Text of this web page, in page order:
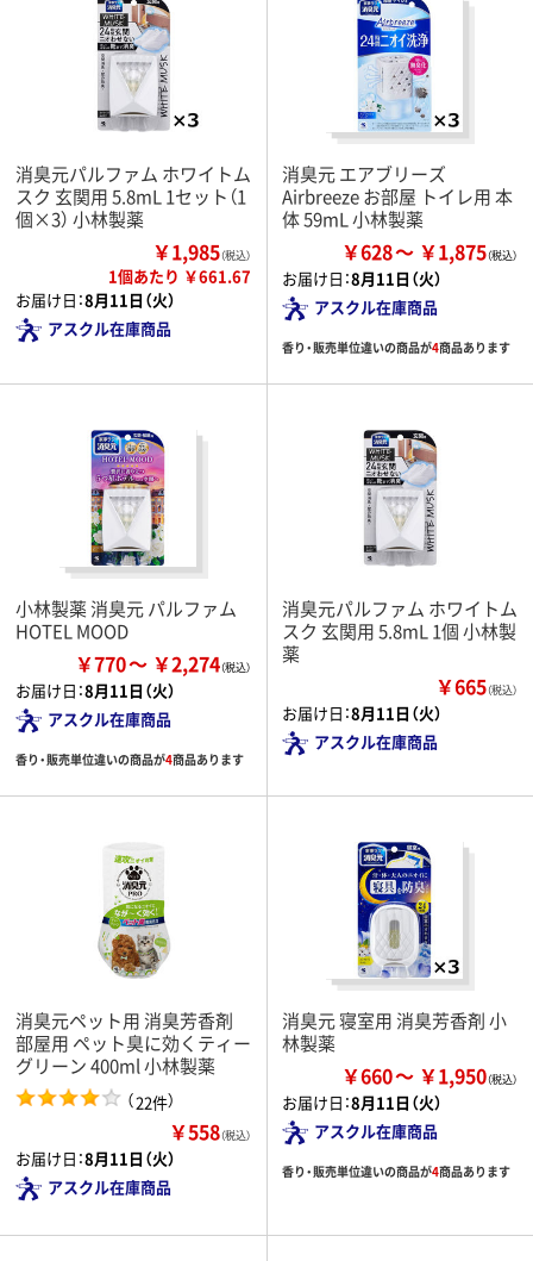
消臭元パルファム ホワイトム
スク 玄関用 5.8mL 1セット（1
個×3） 小林製薬
￥1,985（税込）
1個あたり ￥661.67
お届け日：8月11日（火）
アスクル在庫商品
消臭元 エアブリーズ
Airbreeze お部屋 トイレ用 本
体 59mL 小林製薬
￥628 ￥1,875
お届け日：8月11日（火）
アスクル在庫商品
香り・販売単位違いの商品が4商品あります
小林製薬 消臭元 パルファム
HOTEL MOOD
￥770 ￥2,274
お届け日：8月11日（火）
アスクル在庫商品
香り・販売単位違いの商品が4商品あります
消臭元パルファム ホワイトム
スク 玄関用 5.8mL 1個 小林製
薬
￥665（税込）
お届け日：8月11日（火）
アスクル在庫商品
消臭元ペット用 消臭芳香剤
部屋用 ペット臭に効くティー
グリーン 400ml 小林製薬
（22件）
￥558（税込）
お届け日：8月11日（火）
アスクル在庫商品
消臭元 寝室用 消臭芳香剤 小
林製薬
￥660 ￥1,950
お届け日：8月11日（火）
アスクル在庫商品
香り・販売単位違いの商品が4商品あります